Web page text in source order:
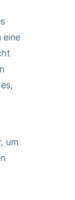
eine
um